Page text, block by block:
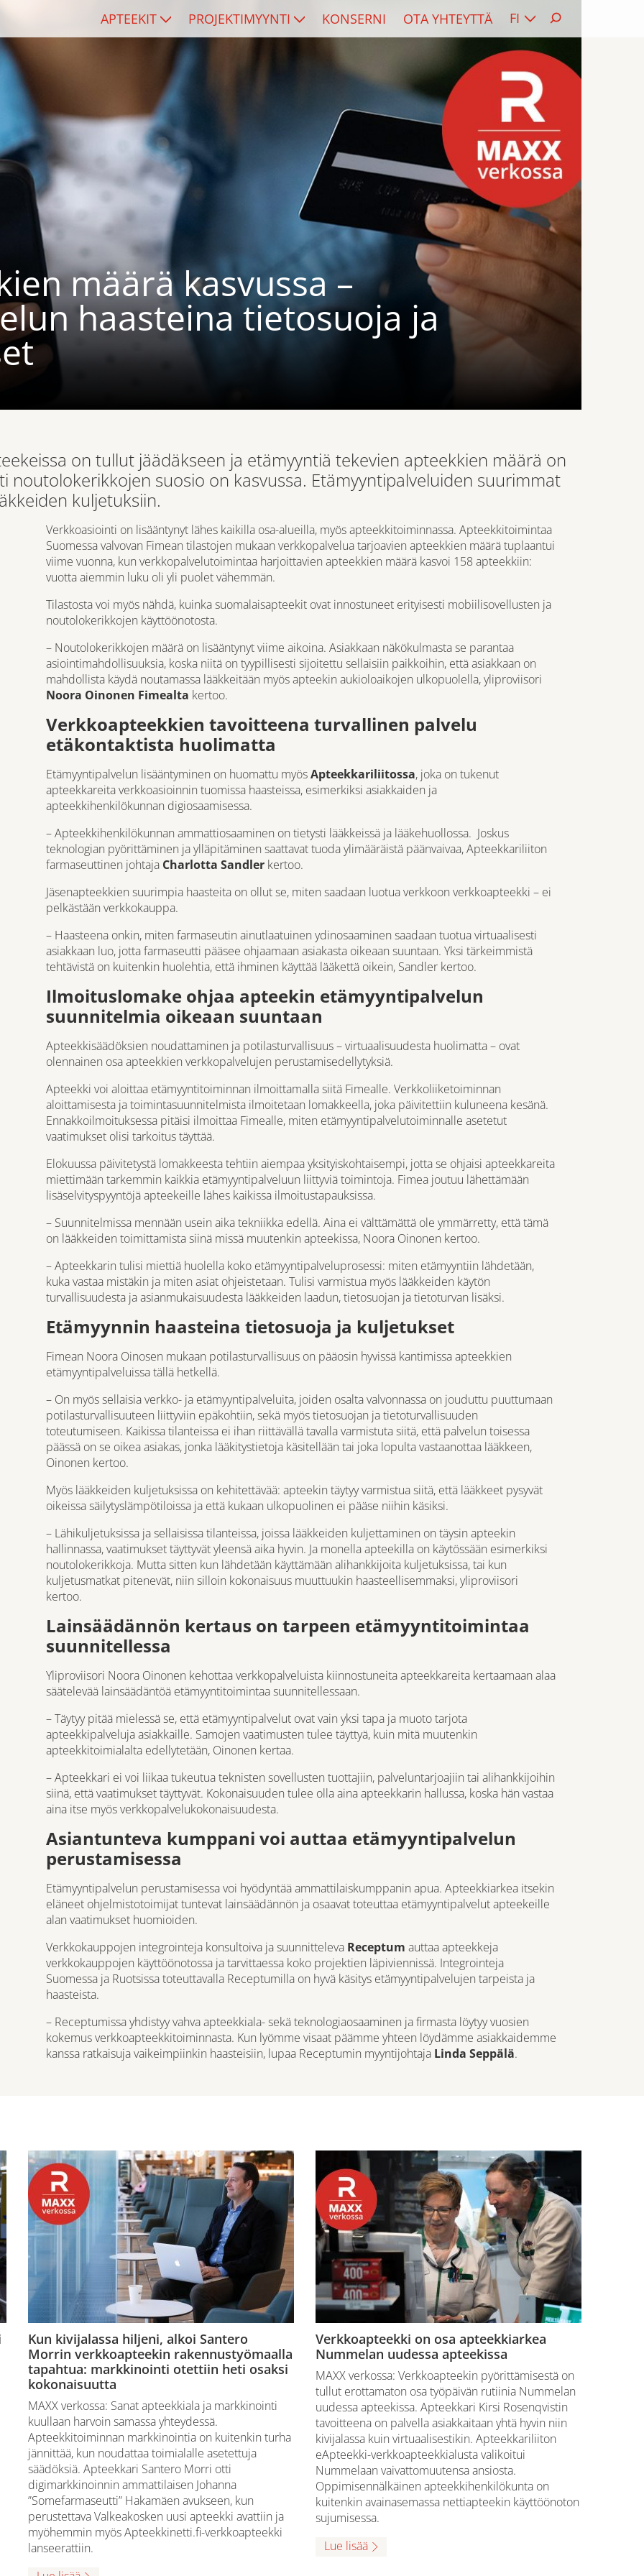
APTEEKIT PROJEKTIMYYNTI KONSERNI OTA YHTEYTTÄ FI
määrä kasvussa –
haasteina tietosuoja ja
on tullut jäädäkseen ja etämyyntiä tekevien apteekkien määrä on
noutolokerikkojen suosio on kasvussa. Etämyyntipalveluiden suurimmat
kuljetuksiin.
Verkkoasiointi on lisääntynyt lähes kaikilla osa-alueilla, myös apteekkitoiminnassa. Apteekkitoimintaa
Suomessa valvovan Fimean tilastojen mukaan verkkopalvelua tarjoavien apteekkien määrä tuplaantui
viime vuonna, kun verkkopalvelutoimintaa harjoittavien apteekkien määrä kasvoi 158 apteekkiin:
vuotta aiemmin luku oli yli puolet vähemmän.
Tilastosta voi myös nähdä, kuinka suomalaisapteekit ovat innostuneet erityisesti mobiilisovellusten ja
noutolokerikkojen käyttöönotosta.
– Noutolokerikkojen määrä on lisääntynyt viime aikoina. Asiakkaan näkökulmasta se parantaa
asiointimahdollisuuksia, koska niitä on tyypillisesti sijoitettu sellaisiin paikkoihin, että asiakkaan on
mahdollista käydä noutamassa lääkkeitään myös apteekin aukioloaikojen ulkopuolella, yliproviisori
Noora Oinonen Fimealta kertoo.
Verkkoapteekkien tavoitteena turvallinen palvelu
etäkontaktista huolimatta
Etämyyntipalvelun lisääntyminen on huomattu myösApteekkariliitossa, joka on tukenut
apteekkareita verkkoasioinnin tuomissa haasteissa, esimerkiksi asiakkaiden ja
apteekkihenkilökunnan digiosaamisessa.
– Apteekkihenkilökunnan ammattiosaaminen on tietysti lääkkeissä ja lääkehuollossa. Joskus
teknologian pyörittäminen ja ylläpitäminen saattavat tuoda ylimääräistä päänvaivaa, Apteekkariliiton
farmaseuttinen johtaja Charlotta Sandlerkertoo.
Jäsenapteekkien suurimpia haasteita on ollut se, miten saadaan luotua verkkoon verkkoapteekki – ei
pelkästään verkkokauppa.
– Haasteena onkin, miten farmaseutin ainutlaatuinen ydinosaaminen saadaan tuotua virtuaalisesti
asiakkaan luo, jotta farmaseutti pääsee ohjaamaan asiakasta oikeaan suuntaan. Yksi tärkeimmistä
tehtävistä on kuitenkin huolehtia, että ihminen käyttää lääkettä oikein, Sandler kertoo.
Ilmoituslomake ohjaa apteekin etämyyntipalvelun
suunnitelmia oikeaan suuntaan
Apteekkisäädöksien noudattaminen ja potilasturvallisuus – virtuaalisuudesta huolimatta – ovat
olennainen osa apteekkien verkkopalvelujen perustamisedellytyksiä.
Apteekki voi aloittaa etämyyntitoiminnan ilmoittamalla siitä Fimealle. Verkkoliiketoiminnan
aloittamisesta ja toimintasuunnitelmista ilmoitetaan lomakkeella, joka päivitettiin kuluneena kesänä.
Ennakkoilmoituksessa pitäisi ilmoittaa Fimealle, miten etämyyntipalvelutoiminnalle asetetut
vaatimukset olisi tarkoitus täyttää.
Elokuussa päivitetystä lomakkeesta tehtiin aiempaa yksityiskohtaisempi, jotta se ohjaisi apteekkareita
miettimään tarkemmin kaikkia etämyyntipalveluun liittyviä toimintoja. Fimea joutuu lähettämään
lisäselvityspyyntöjä apteekeille lähes kaikissa ilmoitustapauksissa.
– Suunnitelmissa mennään usein aika tekniikka edellä. Aina ei välttämättä ole ymmärretty, että tämä
on lääkkeiden toimittamista siinä missä muutenkin apteekissa, Noora Oinonen kertoo.
– Apteekkarin tulisi miettiä huolella koko etämyyntipalveluprosessi: miten etämyyntiin lähdetään,
kuka vastaa mistäkin ja miten asiat ohjeistetaan. Tulisi varmistua myös lääkkeiden käytön
turvallisuudesta ja asianmukaisuudesta lääkkeiden laadun, tietosuojan ja tietoturvan lisäksi.
Etämyynnin haasteina tietosuoja ja kuljetukset
Fimean Noora Oinosen mukaan potilasturvallisuus on pääosin hyvissä kantimissa apteekkien
etämyyntipalveluissa tällä hetkellä.
– On myös sellaisia verkko- ja etämyyntipalveluita, joiden osalta valvonnassa on jouduttu puuttumaan
potilasturvallisuuteen liittyviin epäkohtiin, sekä myös tietosuojan ja tietoturvallisuuden
toteutumiseen. Kaikissa tilanteissa ei ihan riittävällä tavalla varmistuta siitä, että palvelun toisessa
päässä on se oikea asiakas, jonka lääkitystietoja käsitellään tai joka lopulta vastaanottaa lääkkeen,
Oinonen kertoo.
Myös lääkkeiden kuljetuksissa on kehitettävää: apteekin täytyy varmistua siitä, että lääkkeet pysyvät
oikeissa säilytyslämpötiloissa ja että kukaan ulkopuolinen ei pääse niihin käsiksi.
– Lähikuljetuksissa ja sellaisissa tilanteissa, joissa lääkkeiden kuljettaminen on täysin apteekin
hallinnassa, vaatimukset täyttyvät yleensä aika hyvin. Ja monella apteekilla on käytössään esimerkiksi
noutolokerikkoja. Mutta sitten kun lähdetään käyttämään alihankkijoita kuljetuksissa, tai kun
kuljetusmatkat pitenevät, niin silloin kokonaisuus muuttuukin haasteellisemmaksi, yliproviisori
kertoo.
Lainsäädännön kertaus on tarpeen etämyyntitoimintaa
suunnitellessa
Yliproviisori Noora Oinonen kehottaa verkkopalveluista kiinnostuneita apteekkareita kertaamaan alaa
säätelevää lainsäädäntöä etämyyntitoimintaa suunnitellessaan.
– Täytyy pitää mielessä se, että etämyyntipalvelut ovat vain yksi tapa ja muoto tarjota
apteekkipalveluja asiakkaille. Samojen vaatimusten tulee täyttyä, kuin mitä muutenkin
apteekkitoimialalta edellytetään, Oinonen kertaa.
– Apteekkari ei voi liikaa tukeutua teknisten sovellusten tuottajiin, palveluntarjoajiin tai alihankkijoihin
siinä, että vaatimukset täyttyvät. Kokonaisuuden tulee olla aina apteekkarin hallussa, koska hän vastaa
aina itse myös verkkopalvelukokonaisuudesta.
Asiantunteva kumppani voi auttaa etämyyntipalvelun
perustamisessa
Etämyyntipalvelun perustamisessa voi hyödyntää ammattilaiskumppanin apua. Apteekkiarkea itsekin
eläneet ohjelmistotoimijat tuntevat lainsäädännön ja osaavat toteuttaa etämyyntipalvelut apteekeille
alan vaatimukset huomioiden.
Verkkokauppojen integrointeja konsultoiva ja suunnitteleva Receptum auttaa apteekkeja
verkkokauppojen käyttöönotossa ja tarvittaessa koko projektien läpiviennissä. Integrointeja
Suomessa ja Ruotsissa toteuttavalla Receptumilla on hyvä käsitys etämyyntipalvelujen tarpeista ja
haasteista.
– Receptumissa yhdistyy vahva apteekkiala- sekä teknologiaosaaminen ja firmasta löytyy vuosien
kokemus verkkoapteekkitoiminnasta. Kun lyömme visaat päämme yhteen löydämme asiakkaidemme
kanssa ratkaisuja vaikeimpiinkin haasteisiin, lupaa Receptumin myyntijohtaja Linda Seppälä.
Kun kivijalassa hiljeni, alkoi Santero
Morrin verkkoapteekin rakennustyömaalla
tapahtua: markkinointi otettiin heti osaksi
kokonaisuutta
MAXX verkossa: Sanat apteekkiala ja markkinointi
kuullaan harvoin samassa yhteydessä.
Apteekkitoiminnan markkinointia on kuitenkin turha
jännittää, kun noudattaa toimialalle asetettuja
säädöksiä. Apteekkari Santero Morri otti
digimarkkinoinnin ammattilaisen Johanna
”Somefarmaseutti” Hakamäen avukseen, kun
perustettava Valkeakosken uusi apteekki avattiin ja
myöhemmin myös Apteekkinetti.fi-verkkoapteekki
lanseerattiin.
Verkkoapteekki on osa apteekkiarkea
Nummelan uudessa apteekissa
MAXX verkossa: Verkkoapteekin pyörittämisestä on
tullut erottamaton osa työpäivän rutiinia Nummelan
uudessa apteekissa. Apteekkari Kirsi Rosenqvistin
tavoitteena on palvella asiakkaitaan yhtä hyvin niin
kivijalassa kuin virtuaalisestikin. Apteekkariliiton
eApteekki-verkkoapteekkialusta valikoitui
Nummelaan vaivattomuutensa ansiosta.
Oppimisennälkäinen apteekkihenkilökunta on
kuitenkin avainasemassa nettiapteekin käyttöönoton
sujumisessa.
Lue lisää